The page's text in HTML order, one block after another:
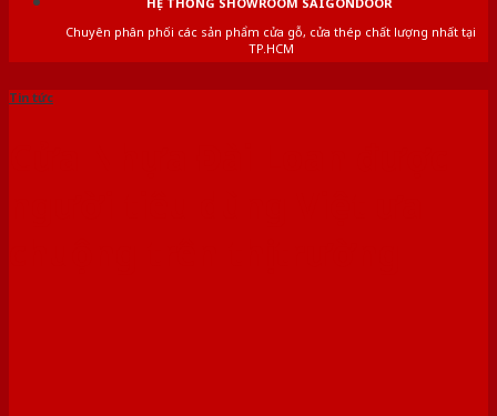
Chuyên phân phối các sản phẩm cửa gỗ, cửa thép chất lượng nhất tại
TP.HCM
Tin tức